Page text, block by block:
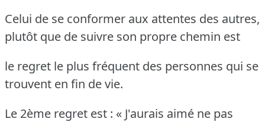
Celui de se conformer aux attentes des autres,
plutôt que de suivre son propre chemin est
le regret le plus fréquent des personnes qui se
trouvent en fin de vie.
Le 2ème regret est : « J'aurais aimé ne pas